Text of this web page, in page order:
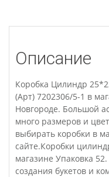
Описание
Коробка Цилиндр
(Арт) 7202306/5-1 в
Новгороде. Большой
много размеров и
выбирать коробки в
сайте.Коробки
магазине Упаковка
создания букетов и